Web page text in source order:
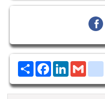
РесурсFacebook
LinkedInGmail